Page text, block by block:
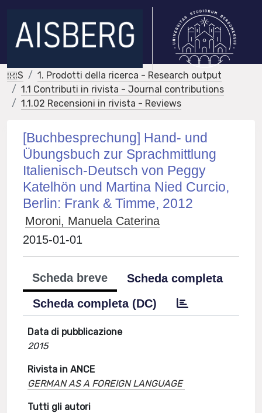
IRIS
1. Prodotti della ricerca - Research output
1.1 Contributi in rivista - Journal contributions
1.1.02 Recensioni in rivista - Reviews
[Buchbesprechung] Hand- und
Übungsbuch zur Sprachmittlung
Italienisch-Deutsch von Peggy
Katelhön und Martina Nied Curcio,
Berlin: Frank & Timme, 2012
Moroni, Manuela Caterina
2015-01-01
Scheda breve
Scheda completa
Scheda completa (DC)
Data di pubblicazione
2015
Rivista in ANCE
GERMAN AS A FOREIGN LANGUAGE
Tutti gli autori